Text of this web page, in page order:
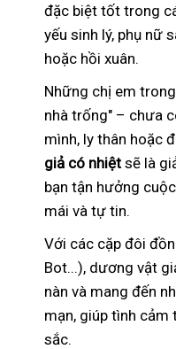
đặc biệt tốt trong
yếu sinh lý, phụ nữ
hoặc hồi xuân.
Những chị em
nhà trống" – chưa
mình, ly thân hoặc
giả có nhiệt sẽ là
bạn tận hưởng
mái và tự tin.
Với các cặp đôi
Bot...), dương vật
nàn và mang đến
mạn, giúp tình cảm
sắc.